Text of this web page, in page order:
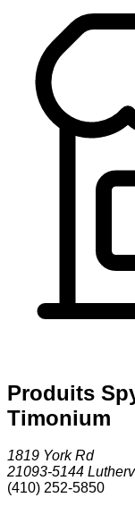
Produits
Timonium
1819 York Rd
21093-5144
(410) 252-5850